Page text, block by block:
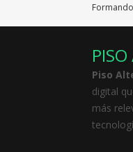
Piso
digital
más